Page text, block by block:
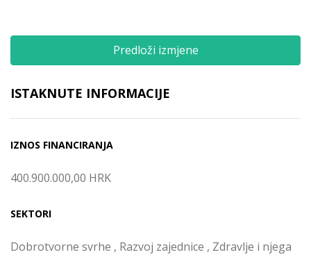
Predloži izmjene
ISTAKNUTE INFORMACIJE
IZNOS FINANCIRANJA
400.900.000,00 HRK
SEKTORI
Dobrotvorne svrhe , Razvoj zajednice , Zdravlje i njega